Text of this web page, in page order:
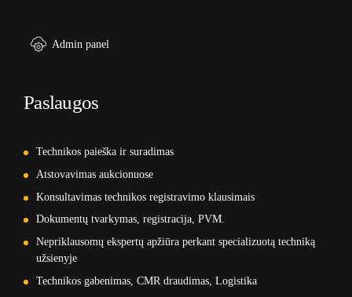
Admin panel
Paslaugos
Technikos paieška ir suradimas
Atstovavimas aukcionuose
Konsultavimas technikos registravimo klausimais
Dokumentų tvarkymas, registracija, PVM.
Nepriklausomų ekspertų apžiūra perkant specializuotą techniką
užsienyje
Technikos gabenimas, CMR draudimas, Logistika